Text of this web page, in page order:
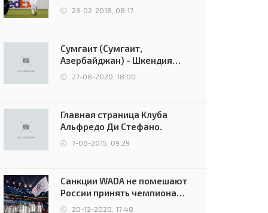
УЕФА остаётся за Россией
23-02-2018, 08:17
Сумгаит (Сумгаит,
Азербайджан) - Шкендия
(Тетово, Северная
Македония) - 0:2 (0:0)
27-08-2020, 18:00
Главная страница Клуба
Альфредо Ди Стефано.
7-08-2015, 09:29
Санкции WADA не помешают
России принять чемпионат
Европы и финал Лиги
20-12-2020, 17:48